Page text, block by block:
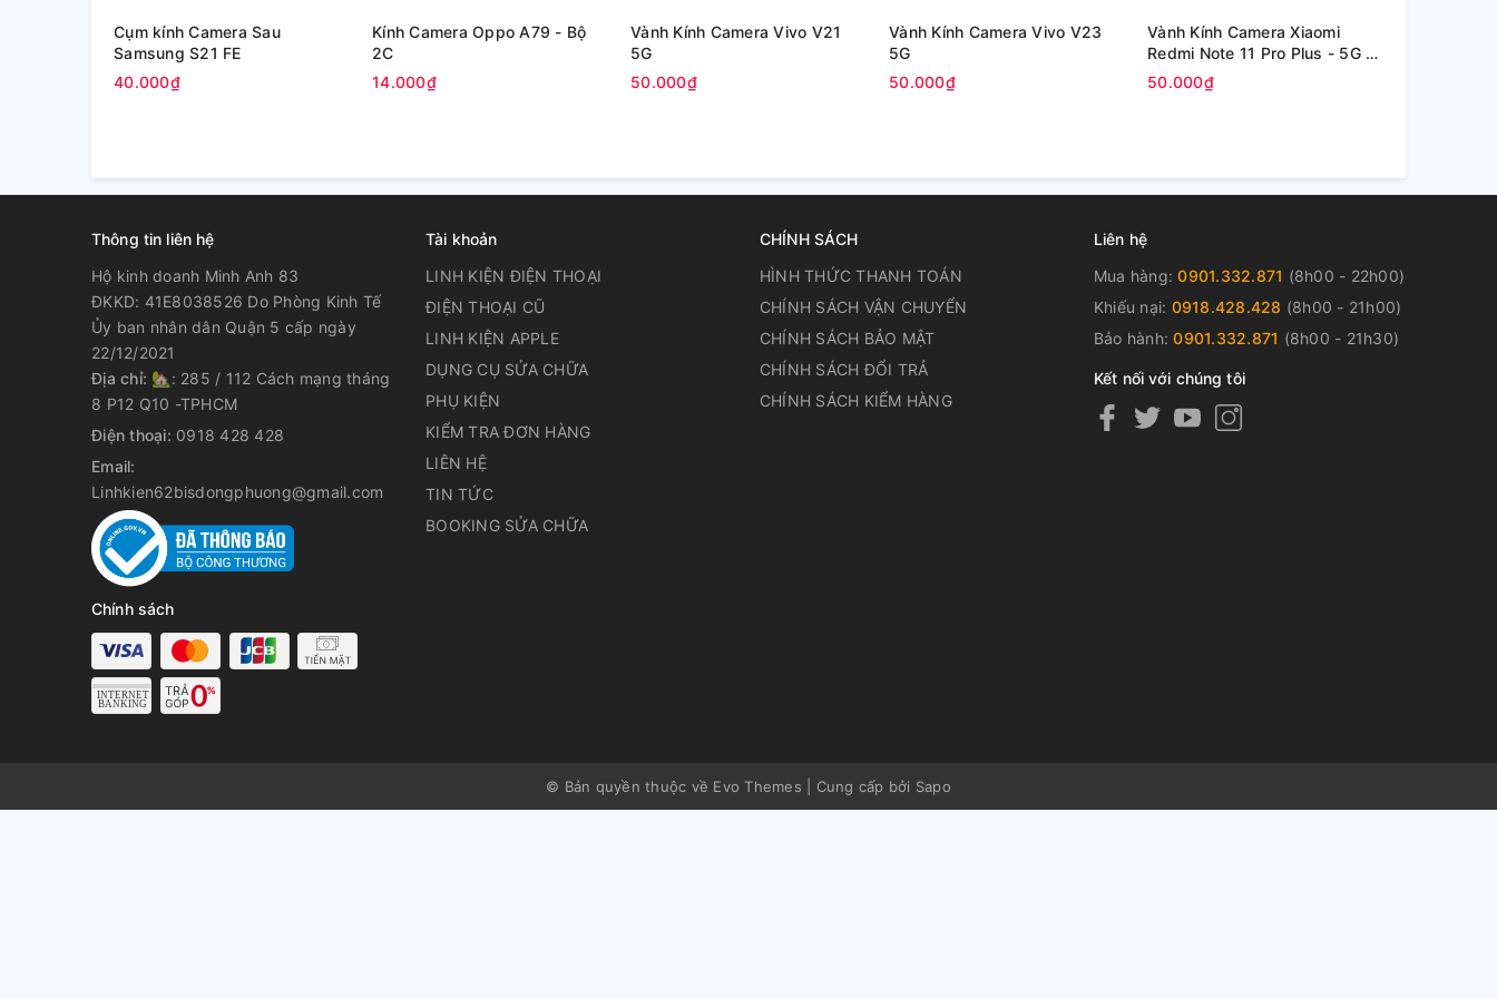
Cụm kính Camera Sau
Samsung S21 FE
40.000₫
Kính Camera Oppo A79 - Bộ
2C
14.000₫
Vành Kính Camera Vivo V21
5G
50.000₫
Vành Kính Camera Vivo V23
5G
50.000₫
Vành Kính Camera Xiaomi
Redmi Note 11 Pro Plus - 5G /
Redmi Note 11 Pro+ 5G
50.000₫
Thông tin liên hệ
Hộ kinh doanh Minh Anh 83
ĐKKD: 41E8038526 Do Phòng Kinh Tế
Ủy ban nhân dân Quận 5 cấp ngày
22/12/2021
Địa chỉ: 🏡: 285 / 112 Cách mạng tháng
8 P12 Q10 -TPHCM
Điện thoại: 0918 428 428
Email:
Linhkien62bisdongphuong@gmail.com
Chính sách
Tài khoản
LINH KIỆN ĐIỆN THOẠI
ĐIỆN THOẠI CŨ
LINH KIỆN APPLE
DỤNG CỤ SỬA CHỮA
PHỤ KIỆN
KIỂM TRA ĐƠN HÀNG
LIÊN HỆ
TIN TỨC
BOOKING SỬA CHỮA
CHÍNH SÁCH
HÌNH THỨC THANH TOÁN
CHÍNH SÁCH VẬN CHUYỂN
CHÍNH SÁCH BẢO MẬT
CHÍNH SÁCH ĐỔI TRẢ
CHÍNH SÁCH KIỂM HÀNG
Liên hệ
Mua hàng:0901.332.871 (8h00 - 22h00)
Khiếu nại: 0918.428.428 (8h00 - 21h00)
Bảo hành:0901.332.871 (8h00 - 21h30)
Kết nối với chúng tôi
© Bản quyền thuộc về Evo Themes Cung cấp bởi Sapo